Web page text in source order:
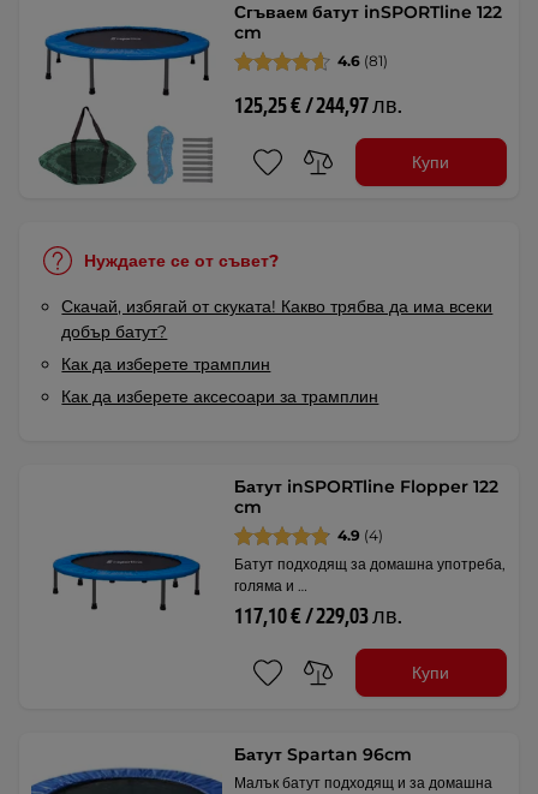
Сгъваем батут inSPORTline 122
cm
4.6 (81)
125,25 € / 244,97 лв.
Купи
Нуждаете се от съвет?
Скачай, избягай от скуката! Какво трябва да има всеки
добър батут?
Как да изберете трамплин
Как да изберете аксесоари за трамплин
Батут inSPORTline Flopper 122
cm
4.9 (4)
Батут подходящ за домашна употреба,
голяма и …
117,10 € / 229,03 лв.
Купи
Батут Spartan 96cm
Малък батут подходящ и за домашна